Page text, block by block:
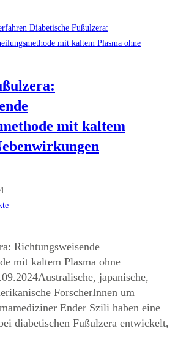
mit kaltem
Richtungsweisende
mit kaltem Plasma ohne
japanische,
ForscherInnen um
Ender Szili haben eine
diabetischen Fußulzera entwickelt,